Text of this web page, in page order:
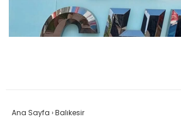
Ana Sayfa ›Balıkesir